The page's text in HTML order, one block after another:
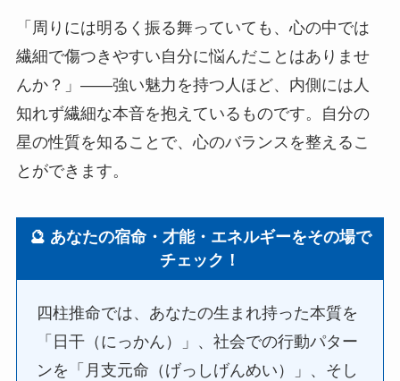
「周りには明るく振る舞っていても、心の中では
繊細で傷つきやすい自分に悩んだことはありませ
んか？」——強い魅力を持つ人ほど、内側には人
知れず繊細な本音を抱えているものです。自分の
星の性質を知ることで、心のバランスを整えるこ
とができます。
🔮 あなたの宿命・才能・エネルギーをその場で
チェック！
四柱推命では、あなたの生まれ持った本質を
「日干（にっかん）」、社会での行動パター
ンを「月支元命（げっしげんめい）」、そし